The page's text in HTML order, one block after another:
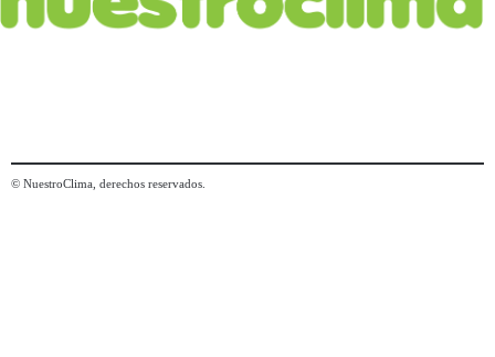
© NuestroClima, derechos reservados.